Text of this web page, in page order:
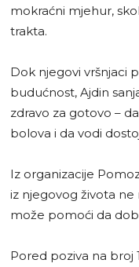
mokraćni mjehur,
trakta.
Dok njegovi vršnjaci
budućnost, Ajdin
zdravo za gotovo –
bolova i da vodi
Iz organizacije
iz njegovog života
može pomoći da
Pored poziva na broj